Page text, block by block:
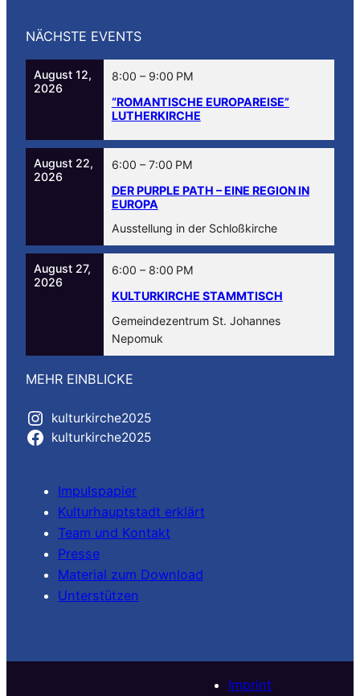
NÄCHSTE EVENTS
August 12,
2026
8:00 –9:00 PM
“ROMANTISCHE EUROPAREISE”
LUTHERKIRCHE
August 22,
2026
6:00 –7:00 PM
DER PURPLE PATH – EINE REGION IN
EUROPA
Ausstellung in der Schloßkirche
August 27,
2026
6:00 –8:00 PM
KULTURKIRCHE STAMMTISCH
Gemeindezentrum St. Johannes
Nepomuk
MEHR EINBLICKE
kulturkirche2025
kulturkirche2025
Impulspapier
Kulturhauptstadt erklärt
Team und Kontakt
Presse
Material zum Download
Unterstützen
Imprint